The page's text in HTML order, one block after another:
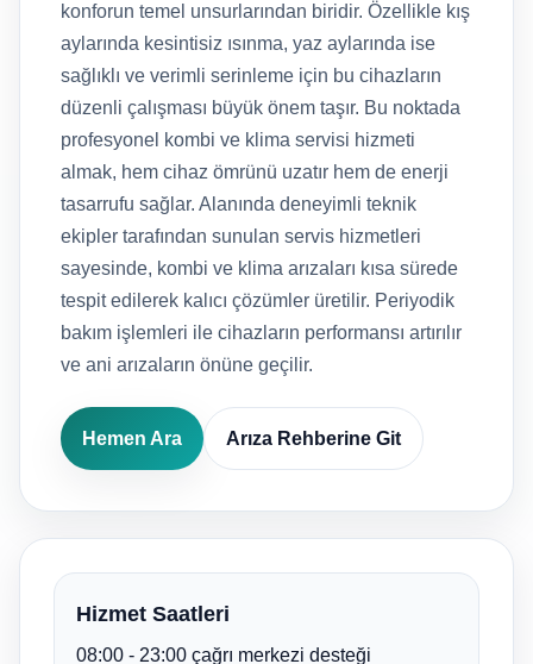
konforun temel unsurlarından biridir. Özellikle kış
aylarında kesintisiz ısınma, yaz aylarında ise
sağlıklı ve verimli serinleme için bu cihazların
düzenli çalışması büyük önem taşır. Bu noktada
profesyonel kombi ve klima servisi hizmeti
almak, hem cihaz ömrünü uzatır hem de enerji
tasarrufu sağlar. Alanında deneyimli teknik
ekipler tarafından sunulan servis hizmetleri
sayesinde, kombi ve klima arızaları kısa sürede
tespit edilerek kalıcı çözümler üretilir. Periyodik
bakım işlemleri ile cihazların performansı artırılır
ve ani arızaların önüne geçilir.
Hemen Ara Arıza Rehberine Git
Hizmet Saatleri
08:00 - 23:00 çağrı merkezi desteği